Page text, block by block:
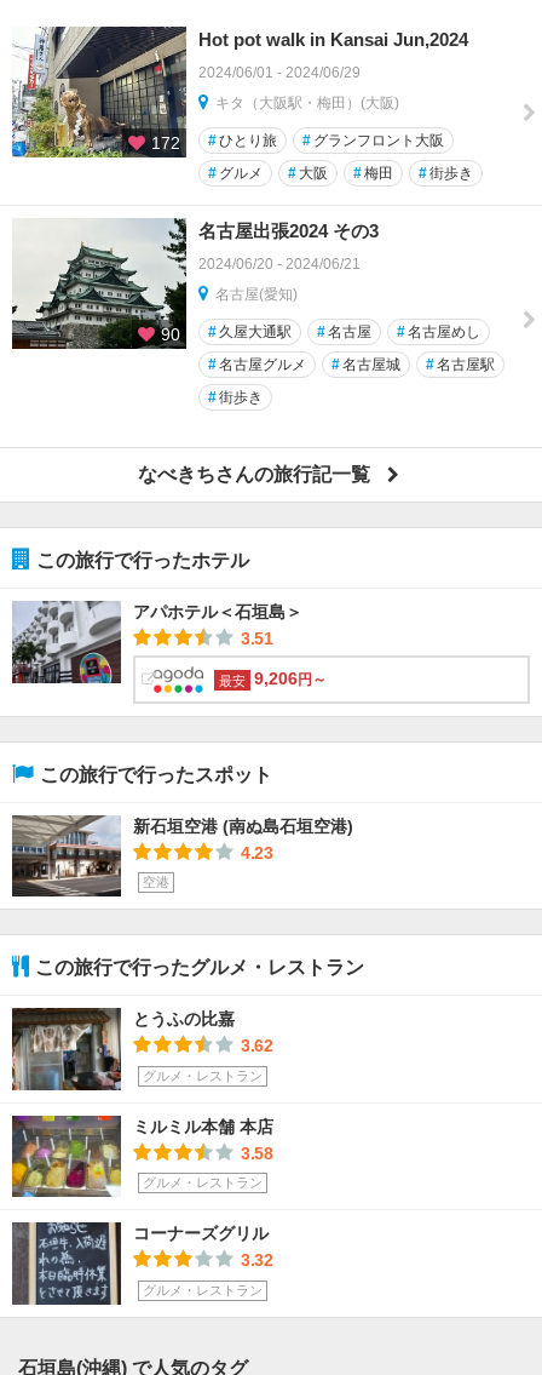
172
Hot pot walk in Kansai Jun,2024
2024/06/01 - 2024/06/29
キタ（大阪駅・梅田）(大阪)
#ひとり旅 # グランフロント大阪
# グルメ # 大阪 #梅田 #街歩き
90
名古屋出張2024 その3
2024/06/20 - 2024/06/21
名古屋(愛知)
# 久屋大通駅 #名古屋 #名古屋めし
#名古屋グルメ #名古屋城 #名古屋駅
#街歩き
なべきちさんの旅行記一覧
この旅行で行ったホテル
アパホテル＜石垣島＞
3.51
最安 9,206円～
この旅行で行ったスポット
新石垣空港 (南ぬ島石垣空港)
4.23
空港
この旅行で行ったグルメ・レストラン
とうふの比嘉
3.62
グルメ・レストラン
ミルミル本舗 本店
3.58
グルメ・レストラン
コーナーズグリル
3.32
グルメ・レストラン
石垣島(沖縄) で人気のタグ